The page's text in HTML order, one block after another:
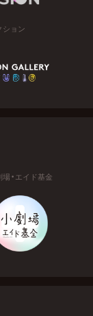
ション
・エイド基金